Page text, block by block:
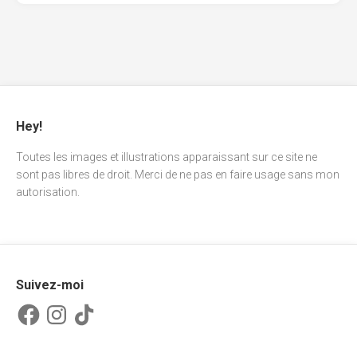
Hey!
Toutes les images et illustrations apparaissant sur ce site ne
sont pas libres de droit. Merci de ne pas en faire usage sans mon
autorisation.
Suivez-moi
FacebookInstagram
TikTok